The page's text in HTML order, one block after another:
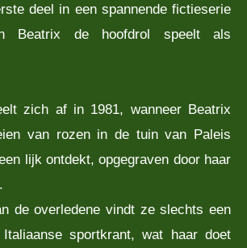
deel in een spannende fictieserie
Beatrix de hoofdrol speelt als
zich af in 1981, wanneer Beatrix
van rozen in de tuin van Paleis
lijk ontdekt, opgegraven door haar
de overledene vindt ze slechts een
sportkrant, wat haar doet